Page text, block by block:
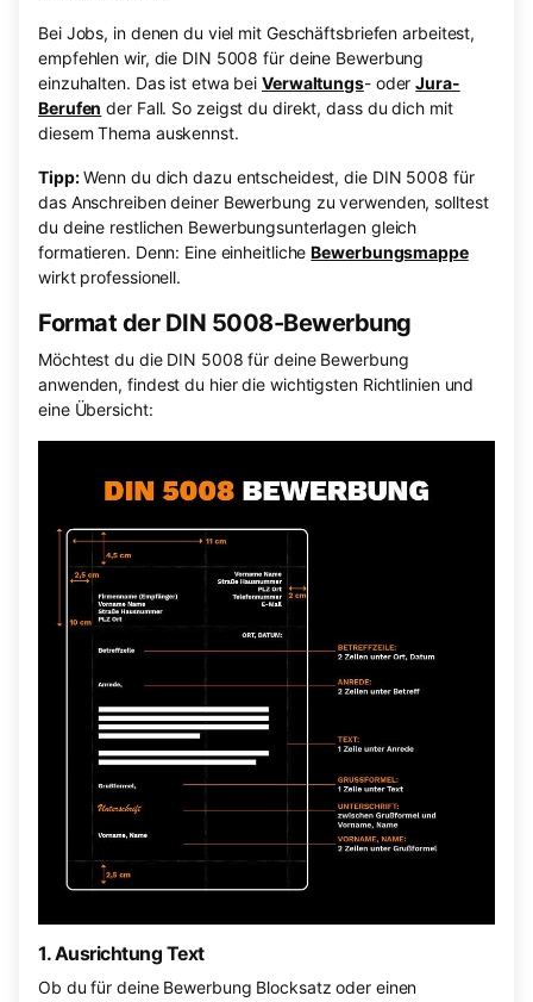
Bei Jobs, in denen du viel mit Geschäftsbriefen arbeitest,
empfehlen wir, die DIN 5008 für deine Bewerbung
einzuhalten. Das ist etwa bei Verwaltungs- oderJura-
Berufen der Fall. So zeigst du direkt, dass du dich mit
diesem Thema auskennst.
Tipp:Wenn du dich dazu entscheidest, die DIN 5008 für
das Anschreiben deiner Bewerbung zu verwenden, solltest
du deine restlichen Bewerbungsunterlagen gleich
formatieren. Denn: Eine einheitlicheBewerbungsmappe
wirkt professionell.
Format der DIN 5008-Bewerbung
Möchtest du die DIN 5008 für deine Bewerbung
anwenden, findest du hier die wichtigsten Richtlinien und
eine Übersicht:
1. Ausrichtung Text
Ob du für deine Bewerbung Blocksatz oder einen